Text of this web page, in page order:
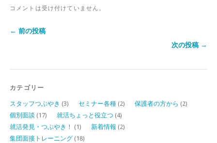
コメントは受け付けていません。
← 前の投稿
次の投稿 →
カテゴリー
スタッフつぶやき (3) セミナー各種 (2) 保護者の方から (2)
個別面談 (17) 就活ちょっと役立つ (4)
就活発見・つぶやき！ (1) 新着情報 (2)
集団面接トレーニング (18)